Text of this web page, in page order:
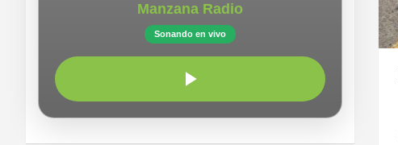
Manzana Radio
Sonando en vivo